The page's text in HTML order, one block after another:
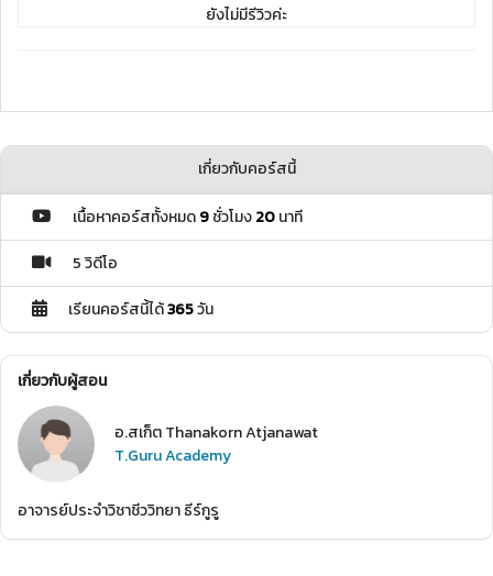
ยังไม่มีรีวิวค่ะ
เกี่ยวกับคอร์สนี้
เนื้อหาคอร์สทั้งหมด9ชั่วโมง20นาที
5 วิดีโอ
เรียนคอร์สนี้ได้365วัน
เกี่ยวกับผู้สอน
อ.สเก็ต Thanakorn Atjanawat
T.Guru Academy
อาจารย์ประจำวิชาชีววิทยา ธีร์กูรู